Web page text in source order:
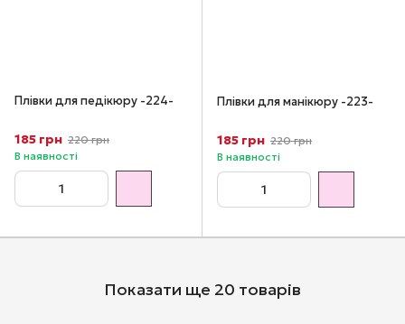
Плівки для педікюру -224-
185 грн 220 грн
В наявності
Плівки для манікюру -223-
185 грн 220 грн
В наявності
Показати ще 20 товарів